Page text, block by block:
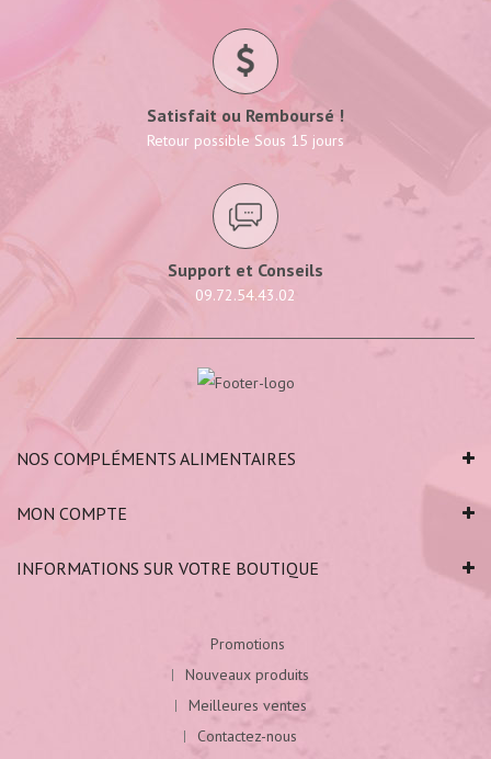
Satisfait ou Remboursé !
Retour possible Sous 15 jours
Support et Conseils
09.72.54.43.02
NOS COMPLÉMENTS ALIMENTAIRES
MON COMPTE
INFORMATIONS SUR VOTRE BOUTIQUE
Promotions
Nouveaux produits
Meilleures ventes
Contactez-nous